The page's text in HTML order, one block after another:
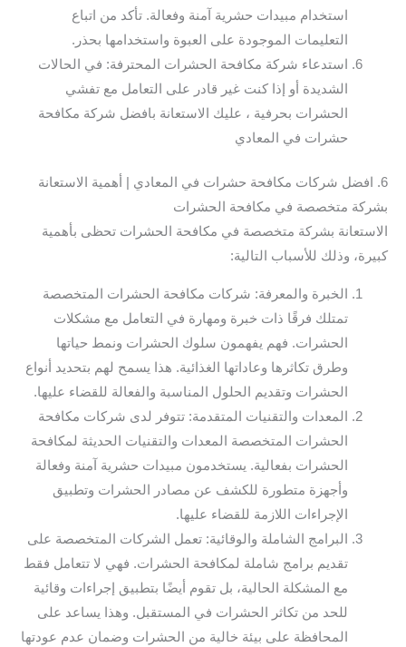
استخدام مبيدات حشرية آمنة وفعالة. تأكد من اتباع
التعليمات الموجودة على العبوة واستخدامها بحذر.
استدعاء شركة مكافحة الحشرات المحترفة: في الحالات
الشديدة أو إذا كنت غير قادر على التعامل مع تفشي
الحشرات بحرفية ، عليك الاستعانة بافضل شركة مكافحة
حشرات في المعادي
6. افضل شركات مكافحة حشرات في المعادي | أهمية الاستعانة
بشركة متخصصة في مكافحة الحشرات
الاستعانة بشركة متخصصة في مكافحة الحشرات تحظى بأهمية
كبيرة، وذلك للأسباب التالية:
الخبرة والمعرفة: شركات مكافحة الحشرات المتخصصة
تمتلك فرقًا ذات خبرة ومهارة في التعامل مع مشكلات
الحشرات. فهم يفهمون سلوك الحشرات ونمط حياتها
وطرق تكاثرها وعاداتها الغذائية. هذا يسمح لهم بتحديد أنواع
الحشرات وتقديم الحلول المناسبة والفعالة للقضاء عليها.
المعدات والتقنيات المتقدمة: تتوفر لدى شركات مكافحة
الحشرات المتخصصة المعدات والتقنيات الحديثة لمكافحة
الحشرات بفعالية. يستخدمون مبيدات حشرية آمنة وفعالة
وأجهزة متطورة للكشف عن مصادر الحشرات وتطبيق
الإجراءات اللازمة للقضاء عليها.
البرامج الشاملة والوقائية: تعمل الشركات المتخصصة على
تقديم برامج شاملة لمكافحة الحشرات. فهي لا تتعامل فقط
مع المشكلة الحالية، بل تقوم أيضًا بتطبيق إجراءات وقائية
للحد من تكاثر الحشرات في المستقبل. وهذا يساعد على
المحافظة على بيئة خالية من الحشرات وضمان عدم عودتها